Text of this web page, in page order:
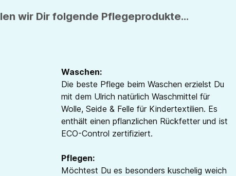
wir Dir folgende Pflegeprodukte...
Waschen:
Die beste Pflege beim Waschen erzielst Du
mit dem Ulrich natürlich Waschmittel für
Wolle, Seide & Felle für Kindertextilien. Es
enthält einen pflanzlichen Rückfetter und ist
ECO-Control zertifiziert.
Pflegen:
Möchtest Du es besonders kuschelig weich